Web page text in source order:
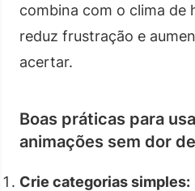
combina com o clima de
reduz frustração e
acertar.
Boas práticas para
animações sem dor
Crie categorias simples: